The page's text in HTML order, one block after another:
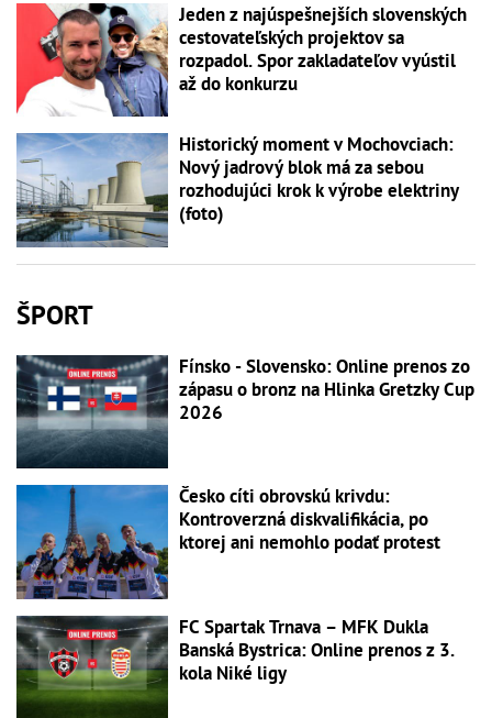
Jeden z najúspešnejších slovenských
cestovateľských projektov sa
rozpadol. Spor zakladateľov vyústil
až do konkurzu
Historický moment v Mochovciach:
Nový jadrový blok má za sebou
rozhodujúci krok k výrobe elektriny
(foto)
ŠPORT
Fínsko - Slovensko: Online prenos zo
zápasu o bronz na Hlinka Gretzky Cup
2026
Česko cíti obrovskú krivdu:
Kontroverzná diskvalifikácia, po
ktorej ani nemohlo podať protest
FC Spartak Trnava – MFK Dukla
Banská Bystrica: Online prenos z 3.
kola Niké ligy